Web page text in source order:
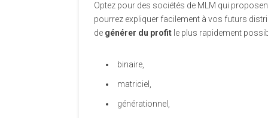
Optez pour des sociétés de MLM qui
pourrez expliquer facilement à vos futurs
de générer du profit le plus rapidement
binaire,
matriciel,
générationnel,